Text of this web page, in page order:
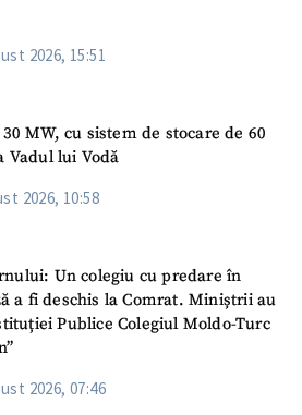
2026, 15:51
MW, cu sistem de stocare de 60
Vadul lui Vodă
2026, 10:58
Un colegiu cu predare în
a fi deschis la Comrat. Miniștrii au
Publice Colegiul Moldo-Turc
2026, 07:46